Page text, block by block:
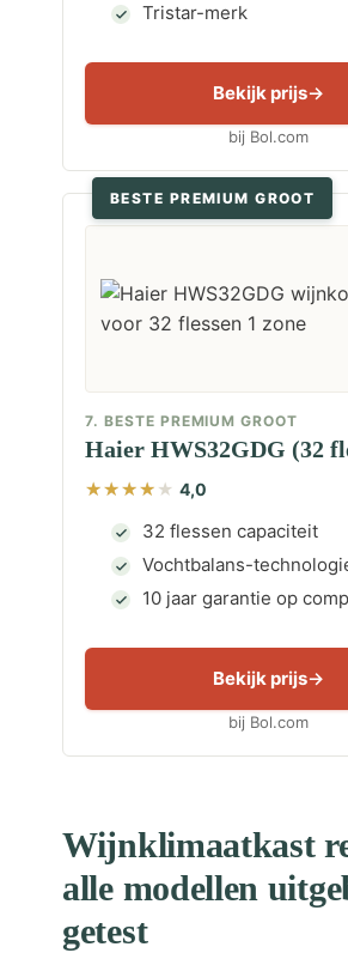
Tristar-merk
Bekijk prijs
bij Bol.com
BESTE PREMIUM GROOT
7. BESTE PREMIUM GROOT
Haier HWS32GDG (32
4,0
32 flessen capaciteit
Vochtbalans-
10 jaar garantie op
Bekijk prijs
bij Bol.com
Wijnklimaatkast
alle modellen
getest